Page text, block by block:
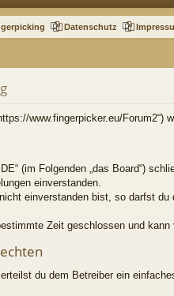
Datenschutz
www.fingerpicker.eu/
(im Folgenden „das Board“)
einverstanden.
einverstanden bist, so darfst
Zeit geschlossen und
du dem Betreiber ein